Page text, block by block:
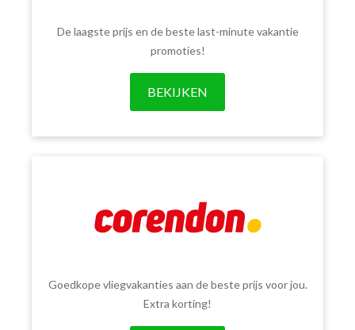
De laagste prijs en de beste last-minute vakantie
promoties!
BEKIJKEN
Goedkope vliegvakanties aan de beste prijs voor jou.
Extra korting!